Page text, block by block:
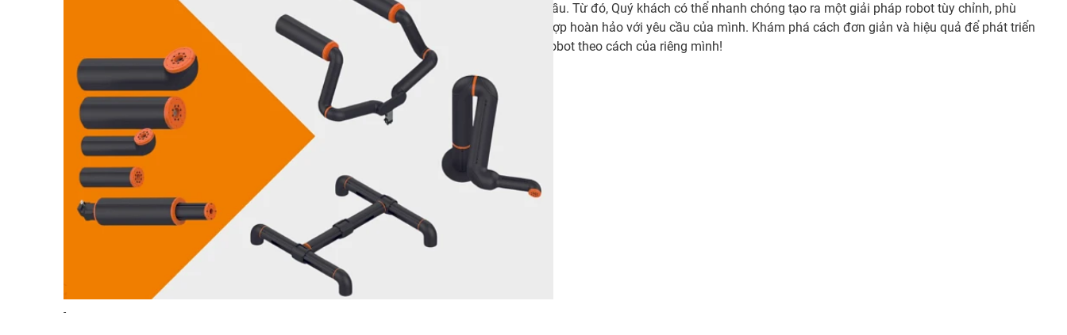
-
cầu. Từ đó, Quý khách có thể nhanh chóng tạo ra một giải pháp robot tùy chỉnh, phù
hợp hoàn hảo với yêu cầu của mình. Khám phá cách đơn giản và hiệu quả để phát triển
robot theo cách của riêng mình!